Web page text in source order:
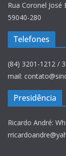
Rua Coronel
59040-280
Telefones
(84) 3201-1212 /
mail:
Presidência
Ricardo André: